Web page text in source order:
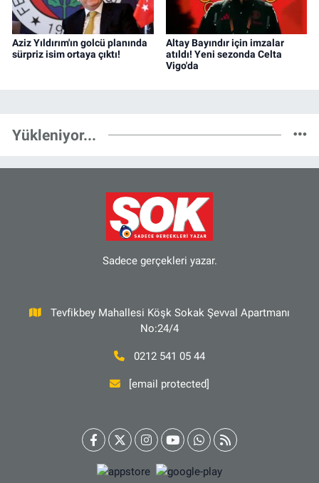
Aziz Yıldırım'ın golcü planında
sürpriz isim ortaya çıktı!
Altay Bayındır için imzalar
atıldı! Yeni sezonda Celta
Vigo'da
Yükleniyor...
Sadece gerçekleri yazar.
Tevfikbey Mahallesi Köşk Sokak Şevval Apartmanı
No:24/4
0212 541 05 44
[email protected]